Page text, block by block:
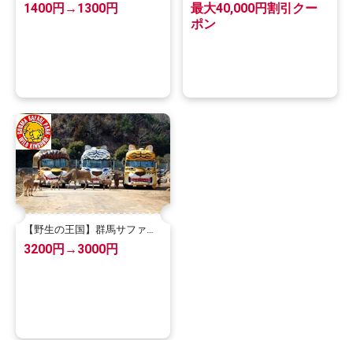
1400円→1300円
最大40,000円割引クー
ポン
【野生の王国】群馬サファリ
パーク
3200円→3000円